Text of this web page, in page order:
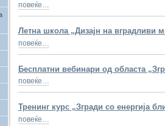
повеќе…
Летна школа „Дизајн на вградливи
повеќе…
Бесплатни вебинари од областа
повеќе…
Тренинг курс „Згради со енергија
повеќе…